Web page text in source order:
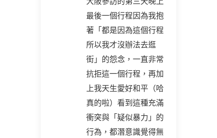
最後一個行程因為我抱
著「都是因為這個行程
所以我才沒辦法去逛
街」的怨念，一直非常
抗拒這一個行程，再加
上我天生愛好和平（哈
真的啦）看到這種充滿
衝突與「疑似暴力」的
行為，都潛意識覺得無